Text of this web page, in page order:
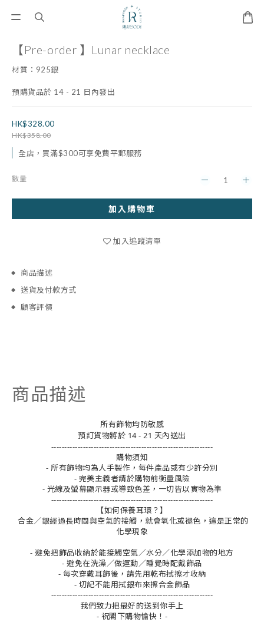
【Pre-order 】Lunar necklace
材質：925銀
預購貨品於 14 - 21 日內發出
HK$328.00
HK$358.00
全店，買滿$300可享免費平郵服務
數量
加入購物車
加入追蹤清單
商品描述
送貨及付款方式
顧客評價
商品描述
所有飾物均防敏感
預訂貨物將於 14 - 21 天內送出
-------------------------------------------------------------
購物須知
- 所有飾物均為人手製作，每件產品或有少許分別
- 完美主義者請於購物前衡量風險
- 光線及螢幕顯示器或導致色差，一切皆以實物為準
-------------------------------------------------------------
【如何保養耳環？】
合金／銀經過長時間與空氣的接觸，就會氧化或褪色，這是正常的
化學現象
- 避免把飾品收納於能接觸空氣／水分／化學添加物的地方
- 避免在洗澡／做運動／睡覺時配戴飾品
- 每次穿戴耳飾後，請先用乾布拭擦才收納
- 切記不能用拭銀布來擦合金飾品
-------------------------------------------------------------
我們致力把最好的送到你手上
- 祝閣下購物愉快！-